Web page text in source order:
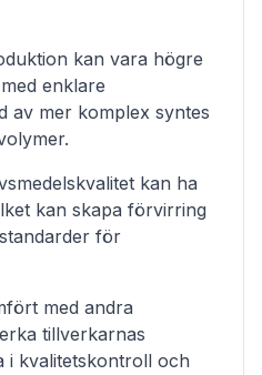
kan vara högre
enklare
av mer komplex syntes
kan ha
kan skapa förvirring
för
med andra
tillverkarnas
i kvalitetskontroll och